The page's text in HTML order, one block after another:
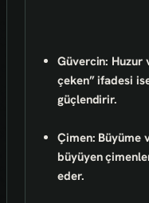
Güvercin: Huzur
çeken” ifadesi
güçlendirir.
Çimen: Büyüme
büyüyen
eder.